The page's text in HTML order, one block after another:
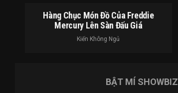
Hàng Chục Món Đồ Của Freddie
Mercury Lên Sàn Đấu Giá
Kiến Không Ngủ
BẬT MÍ